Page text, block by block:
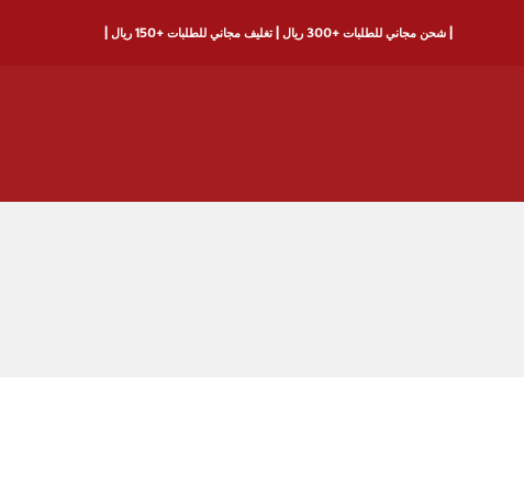
| شحن مجاني للطلبات +300 ريال | تغليف مجاني للطلبات +150 ريال |